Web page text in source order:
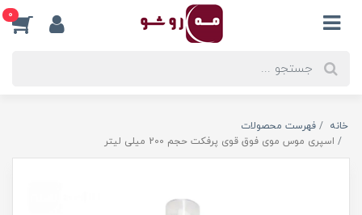
0
خانه
فهرست محصولات
اسپری موس موی فوق قوی پرفکت حجم 200 میلی لیتر